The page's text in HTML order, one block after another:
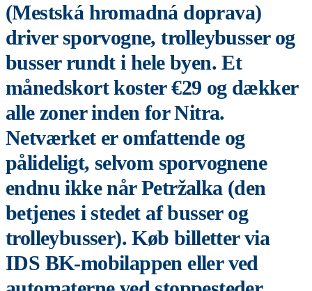
(Mestská hromadná doprava)
driver sporvogne, trolleybusser og
busser rundt i hele byen. Et
månedskort koster €29 og dækker
alle zoner inden for Nitra.
Netværket er omfattende og
pålideligt, selvom sporvognene
endnu ikke når Petržalka (den
betjenes i stedet af busser og
trolleybusser). Køb billetter via
IDS BK-mobilappen eller ved